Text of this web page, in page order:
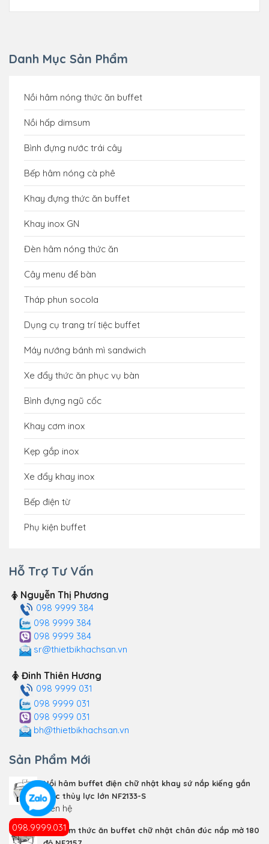
098.9999.031
Danh Mục Sản Phẩm
Nồi hâm nóng thức ăn buffet
Nồi hấp dimsum
Bình đựng nước trái cây
Bếp hâm nóng cà phê
Khay đựng thức ăn buffet
Khay inox GN
Đèn hâm nóng thức ăn
Cây menu để bàn
Tháp phun socola
Dụng cụ trang trí tiệc buffet
Máy nướng bánh mì sandwich
Xe đẩy thức ăn phục vụ bàn
Bình đựng ngũ cốc
Khay cơm inox
Kẹp gắp inox
Xe đẩy khay inox
Bếp điện từ
Phụ kiện buffet
Hỗ Trợ Tư Vấn
Nguyễn Thị Phương
098 9999 384
098 9999 384
098 9999 384
sr@thietbikhachsan.vn
Đinh Thiên Hương
098 9999 031
098 9999 031
098 9999 031
bh@thietbikhachsan.vn
Sản Phẩm Mới
Nồi hâm buffet điện chữ nhật khay sứ nắp kiếng gắn
trục thủy lực lớn NF2133-S
Liên hệ
Nồi hâm thức ăn buffet chữ nhật chân đúc nắp mở 180